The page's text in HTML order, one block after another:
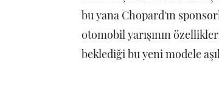
bu yana Chopard'ın
otomobil yarışının
beklediği bu yeni modele